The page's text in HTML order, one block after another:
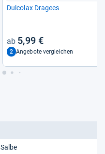
Dul­co­lax Dra­gees
5,99 €
2 Angebote vergleichen
Salbe